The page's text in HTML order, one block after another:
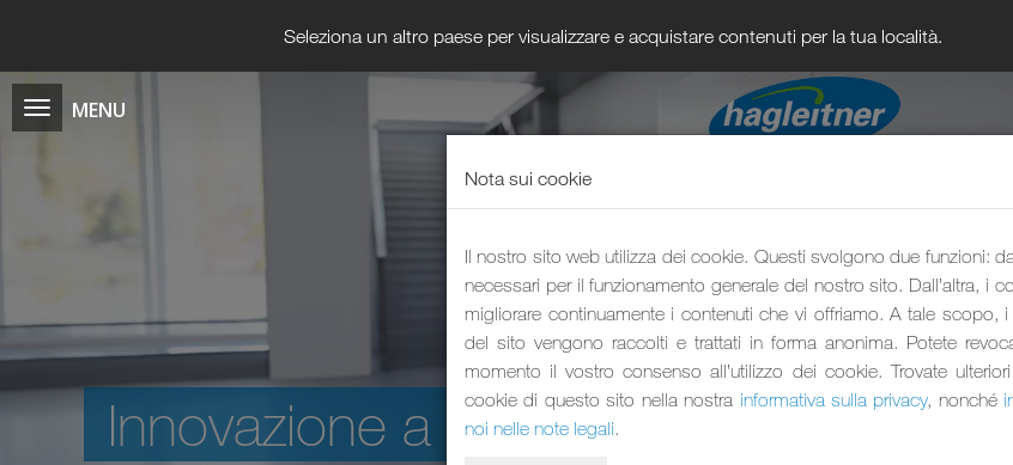
Seleziona un altro paese per visualizzare e acquistare contenuti per la tua località.
Innovazione a livello mondiale
Nota sui cookie
Il nostro sito web utilizza dei cookie. Questi svolgono due funzioni:
necessari per il funzionamento generale del nostro sito. Dall’altra, i
migliorare continuamente i contenuti che vi offriamo. A tale scopo,
del sito vengono raccolti e trattati in forma anonima. Potete
momento il vostro consenso all’utilizzo dei cookie. Trovate
cookie di questo sito nella nostra informativa sulla privacy, nonché
noi nelle note legali.